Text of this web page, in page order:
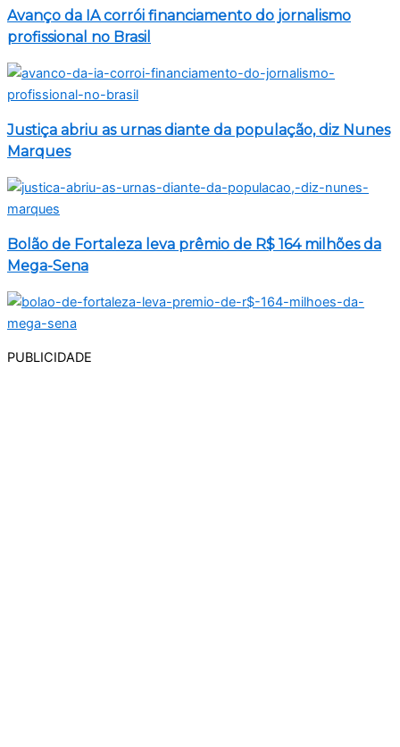
Avanço da IA corrói financiamento do jornalismo
profissional no Brasil
Justiça abriu as urnas diante da população, diz Nunes
Marques
Bolão de Fortaleza leva prêmio de R$ 164 milhões da
Mega-Sena
PUBLICIDADE